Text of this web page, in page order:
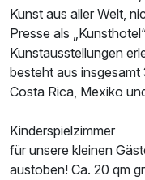
Kunst aus aller Welt,
Presse als
Kunstausstellungen
besteht aus insgesamt
Costa Rica, Mexiko
Kinderspielzimmer
für unsere kleinen
austoben! Ca. 20 qm